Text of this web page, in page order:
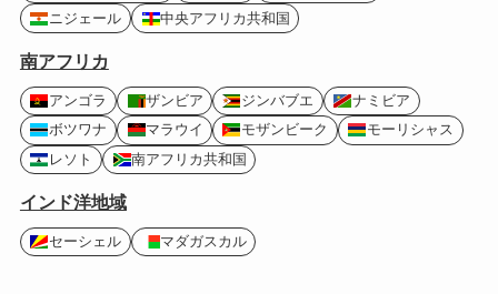
ニジェール
中央アフリカ共和国
南アフリカ
アンゴラ ザンビア ジンバブエ
ナミビア
ボツワナ
マラウイ モザンビーク
モーリシャス
レソト
南アフリカ共和国
インド洋地域
セーシェル マダガスカル